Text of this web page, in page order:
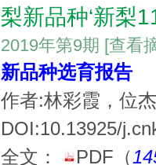
梨新品种‘新梨
2019年第9期 [查看
新品种选育报告
作者:林彩霞，位
DOI:10.13925/
全文：
PDF （